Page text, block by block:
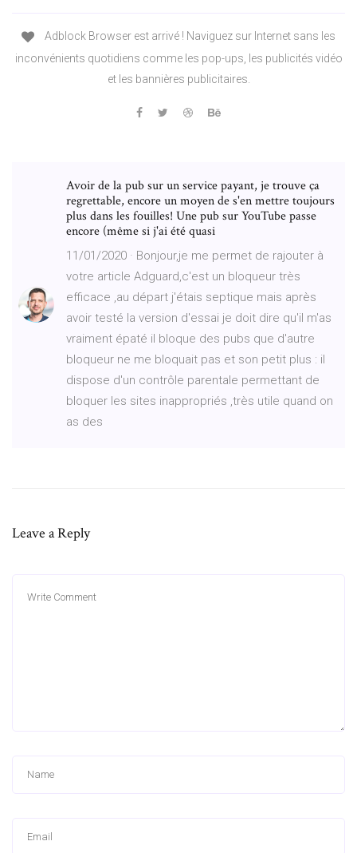
Adblock Browser est arrivé ! Naviguez sur Internet sans les
inconvénients quotidiens comme les pop-ups, les publicités vidéo
et les bannières publicitaires.
Avoir de la pub sur un service payant, je trouve ça
regrettable, encore un moyen de s'en mettre toujours
plus dans les fouilles! Une pub sur YouTube passe
encore (même si j'ai été quasi
11/01/2020 · Bonjour,je me permet de rajouter à
votre article Adguard,c'est un bloqueur très
efficace ,au départ j'étais septique mais après
avoir testé la version d'essai je doit dire qu'il m'as
vraiment épaté il bloque des pubs que d'autre
bloqueur ne me bloquait pas et son petit plus : il
dispose d'un contrôle parentale permettant de
bloquer les sites inappropriés ,très utile quand on
as des
Leave a Reply